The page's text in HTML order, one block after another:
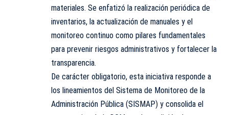
materiales. Se enfatizó la realización periódica de
inventarios, la actualización de manuales y el
monitoreo continuo como pilares fundamentales
para prevenir riesgos administrativos y fortalecer la
transparencia.
De carácter obligatorio, esta iniciativa responde a
los lineamientos del Sistema de Monitoreo de la
Administración Pública (SISMAP) y consolida el